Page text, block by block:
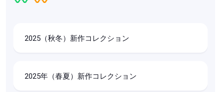
2025（秋冬）新作コレクション
2025年（春夏）新作コレクション